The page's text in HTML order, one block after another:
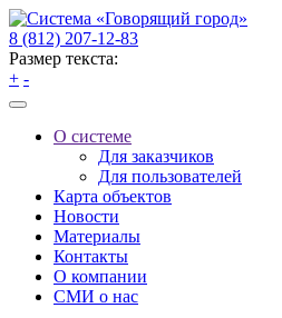
8 (812) 207-12-83
Размер текста:
+ -
О системе
Для заказчиков
Для пользователей
Карта объектов
Новости
Материалы
Контакты
О компании
СМИ о нас